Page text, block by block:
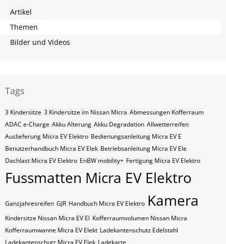
Artikel
Themen
Bilder und Videos
Tags
3 Kindersitze 3 Kindersitze im Nissan Micra Abmessungen Kofferraum
ADAC e-Charge Akku Alterung Akku Degradation Allwetterreifen
Auslieferung Micra EV Elektro Bedienungsanleitung Micra EV E
Benutzerhandbuch Micra EV Elek Betriebsanleitung Micra EV Ele
Dachlast Micra EV Elektro EnBW mobility+ Fertigung Micra EV Elektro
Fussmatten Micra EV Elektro
Ganzjahresreifen GJR Handbuch Micra EV Elektro Kamera
Kindersitze Nissan Micra EV El Kofferraumvolumen Nissan Micra
Kofferraumwanne Micra EV Elekt Ladekantenschutz Edelstahl
Ladekantenschutz Micra EV Elek Ladekarte